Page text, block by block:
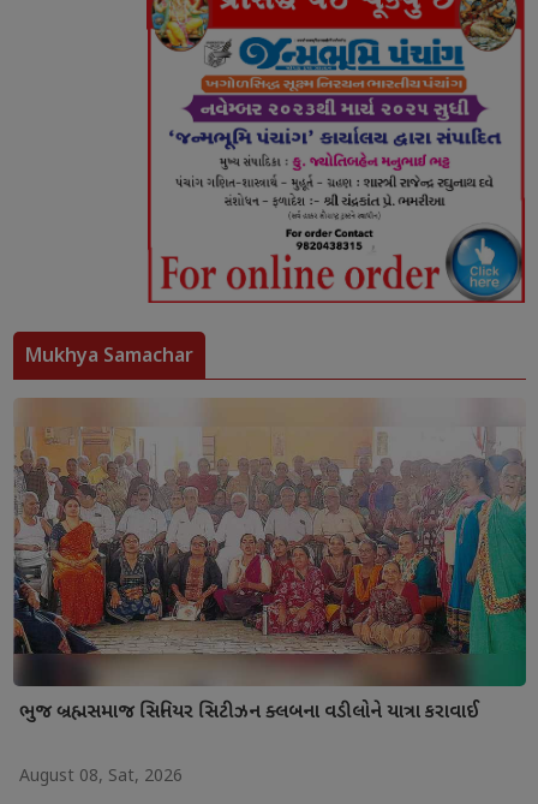
Mukhya Samachar
ભુજ બ્રહ્મસમાજ સિનિયર સિટીઝન ક્લબના વડીલોને યાત્રા કરાવાઈ
August 08, Sat, 2026